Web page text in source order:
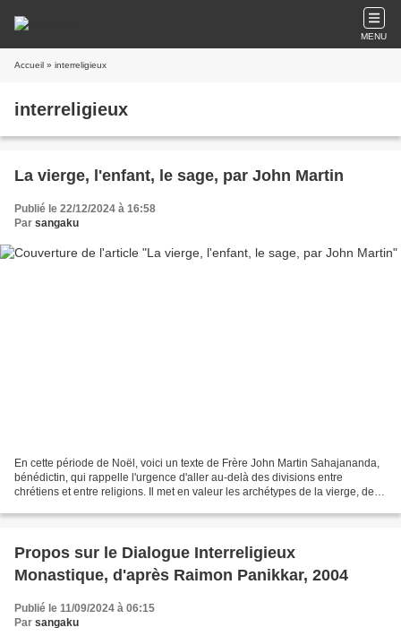
MENU
Accueil » interreligieux
interreligieux
La vierge, l'enfant, le sage, par John Martin
Publié le 22/12/2024 à 16:58
Par sangaku
En cette période de Noël, voici un texte de Frère John Martin Sahajananda,
bénédictin, qui rappelle l'urgence d'aller au-delà des divisions entre
chrétiens et entre religions. Il met en valeur les archétypes de la vierge, de
Propos sur le Dialogue Interreligieux
Monastique, d'après Raimon Panikkar, 2004
Publié le 11/09/2024 à 06:15
Par sangaku